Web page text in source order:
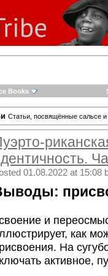
Books
Статьи, посвящённые сальсе
01.08.2022 at 15:08
и
как
На
активное,